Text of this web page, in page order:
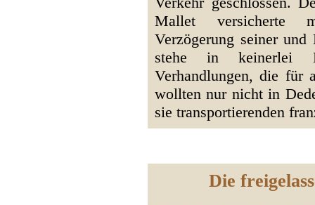
Mallet versicherte
Verzögerung seiner
stehe in keinerlei
Verhandlungen, die für
wollten nur nicht in
sie transportierenden
Die